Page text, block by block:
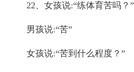
22、女孩说:“练体育苦吗？”
男孩说:“苦”
女孩说:“苦到什么程度？”